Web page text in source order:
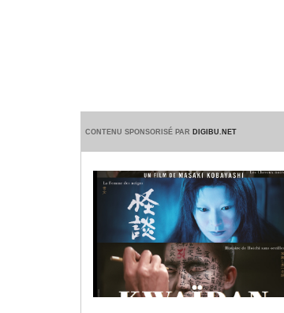
CONTENU SPONSORISÉ PAR DIGIBU.NET